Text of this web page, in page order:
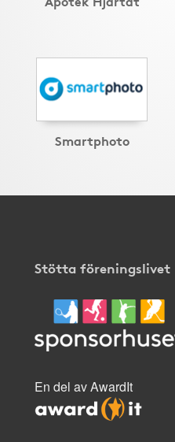
Smartphoto
Stötta föreningslivet
En del av AwardIt